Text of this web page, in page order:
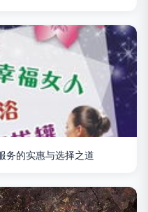
务的实惠与选择之道